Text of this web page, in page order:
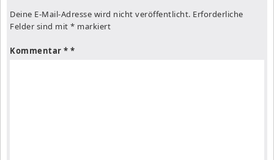
Deine E-Mail-Adresse wird nicht veröffentlicht. Erforderliche
Felder sind mit * markiert
Kommentar *